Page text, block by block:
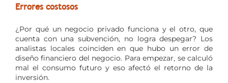
Errores costosos
¿Por qué un negocio privado funciona y el otro, que
cuenta con una subvención, no logra despegar? Los
analistas locales coinciden en que hubo un error de
diseño financiero del negocio. Para empezar, se calculó
mal el consumo futuro y eso afectó el retorno de la
inversión.